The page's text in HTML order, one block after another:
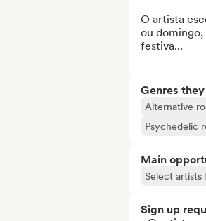
O artista
ou domingo,
festiva...
Genres
Alternative
Psychedelic
Main
Select artists
Sign up